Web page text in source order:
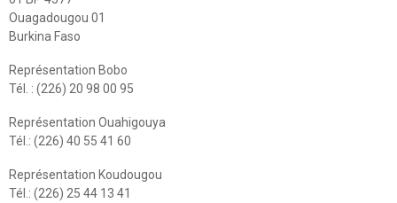
Ouagadougou 01
Burkina Faso
Représentation Bobo
Tél. : (226) 20 98 00 95
Représentation Ouahigouya
Tél.: (226) 40 55 41 60
Représentation Koudougou
Tél.: (226) 25 44 13 41